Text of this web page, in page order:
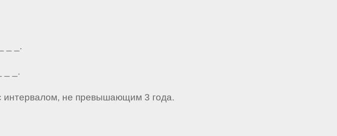
_ _.
_ _.
интервалом, не превышающим 3 года.